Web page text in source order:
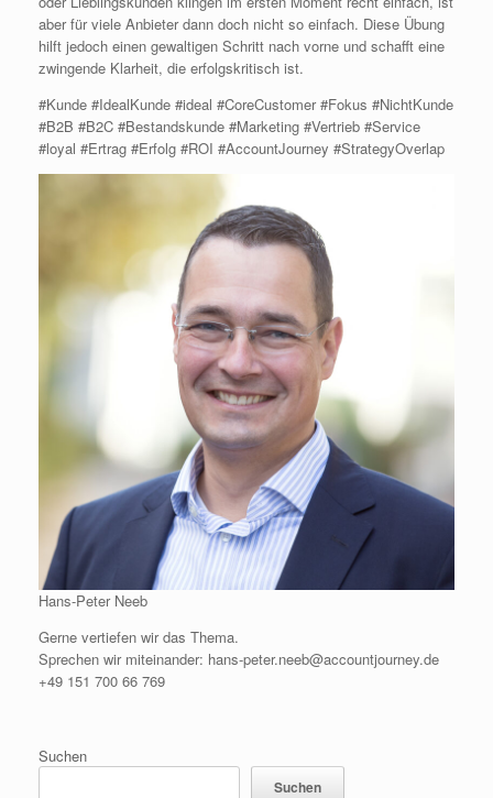
aber für viele Anbieter dann doch nicht so einfach. Diese Übung
hilft jedoch einen gewaltigen Schritt nach vorne und schafft eine
zwingende Klarheit, die erfolgskritisch ist.
#Kunde #IdealKunde #ideal #CoreCustomer #Fokus #NichtKunde
#B2B #B2C #Bestandskunde #Marketing #Vertrieb #Service
#loyal #Ertrag #Erfolg #ROI #AccountJourney #StrategyOverlap
Hans-Peter Neeb
Gerne vertiefen wir das Thema.
Sprechen wir miteinander: hans-peter.neeb@accountjourney.de
+49 151 700 66 769
Suchen
Suchen